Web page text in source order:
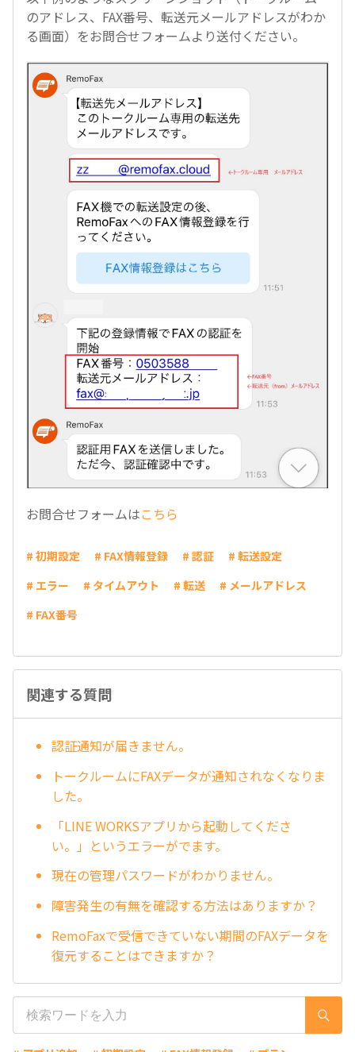
のアドレス、FAX番号、転送元メールアドレスがわか
る画面）をお問合せフォームより送付ください。
お問合せフォームはこちら
# 初期設定 # FAX情報登録 # 認証
# 転送設定
# エラー
# タイムアウト # 転送
# メールアドレス
# FAX番号
関連する質問
認証通知が届きません。
トークルームにFAXデータが通知されなくなりま
した。
「LINE WORKSアプリから起動してくださ
い。」というエラーがでます。
現在の管理パスワードがわかりません。
障害発生の有無を確認する方法はありますか？
RemoFaxで受信できていない期間のFAXデータを
復元することはできますか？